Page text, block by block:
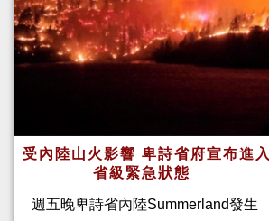
受內陸山火影響 卑詩省府宣布進入
省級緊急狀態
週五晚卑詩省內陸Summerland發生